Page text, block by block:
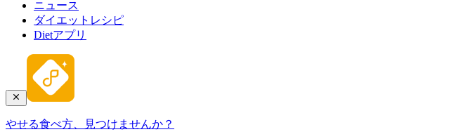
ニュース
ダイエットレシピ
Dietアプリ
やせる食べ方、見つけませんか？